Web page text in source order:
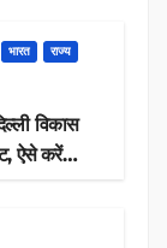
भारत राज्य
विकास
ऐसे करें